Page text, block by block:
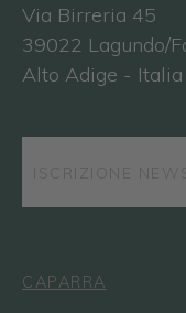
Via Birreria 45
39022 Lagundo/
Alto Adige - Italia
ISCRIZIONE
CAPARRA